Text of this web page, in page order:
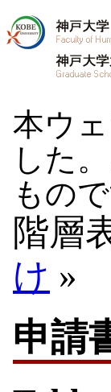
本ウ
した
もの
階層
け »
申請